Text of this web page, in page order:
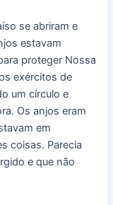
se abriram e
estavam
proteger Nossa
exércitos de
um círculo e
Os anjos eram
em
coisas. Parecia
e que não